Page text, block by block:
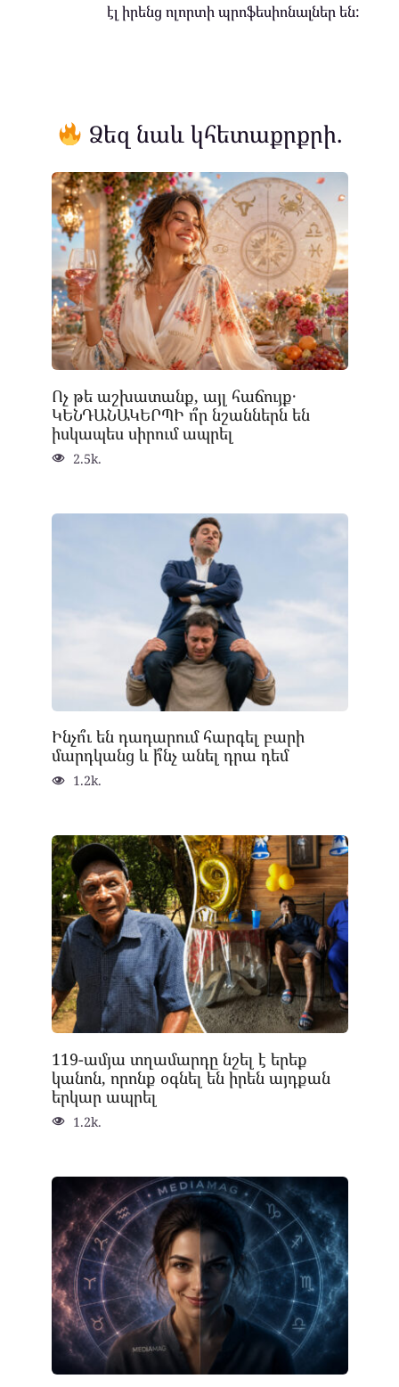
էլ իրենց ոլորտի պրոֆեսիոնալներ են:
Ձեզ նաև կհետաքրքրի.
Ոչ թե աշխատանք, այլ հաճույք․
ԿԵՆԴԱՆԱԿԵՐՊԻ ո՞ր նշաններն են
իսկապես սիրում ապրել
2.5k.
Ինչո՞ւ են դադարում հարգել բարի
մարդկանց և ի՞նչ անել դրա դեմ
1.2k.
119-ամյա տղամարդը նշել է երեք
կանոն, որոնք օգնել են իրեն այդքան
երկար ապրել
1.2k.